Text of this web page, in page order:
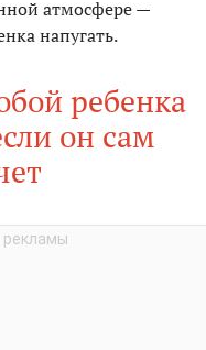
атмосфере —
напугать.
ребенка
он сам